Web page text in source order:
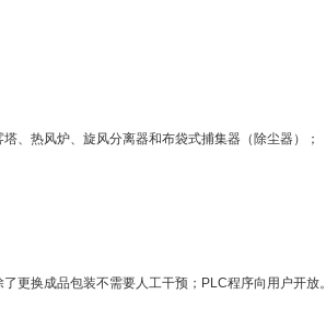
、热风炉、旋风分离器和布袋式捕集器（除尘器）；
更换成品包装不需要人工干预；PLC程序向用户开放。